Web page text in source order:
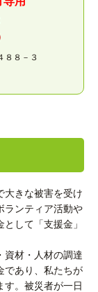
８－３
００
大きな被害を受け
ランティア活動や
して「支援金」
資材・人材の調達
であり、私たちが
す。被災者が一日